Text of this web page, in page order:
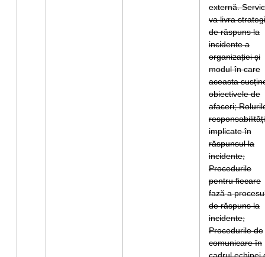
externă.
va livra
de răspuns la
incidente a
organizației și
modul în care
aceasta
obiectivele de
afaceri;
implicate în
răspunsul la
incidente;
Procedurile
pentru fiecare
fază a
de răspuns la
incidente;
Procedurile de
comunicare în
cadrul echipei